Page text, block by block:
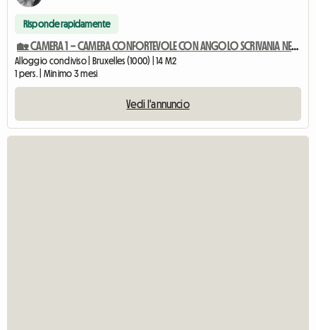
Risponde rapidamente
🏡 CAMERA 1 – CAMERA CONFORTEVOLE CON ANGOLO SCRIVANIA NEL CUORE
Alloggio condiviso | Bruxelles (1000) | 14 M2
1 pers. | Minimo 3 mesi
Vedi l'annuncio